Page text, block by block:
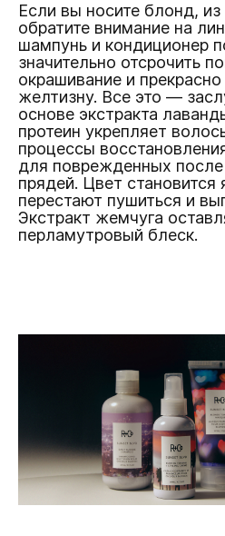
Если вы носите блонд,
обратите внимание на
шампунь и кондиционер
значительно отсрочить
окрашивание и
желтизну. Все это —
основе экстракта
протеин укрепляет
процессы
для поврежденных
прядей. Цвет становится
перестают пушиться и
Экстракт жемчуга
перламутровый блеск.